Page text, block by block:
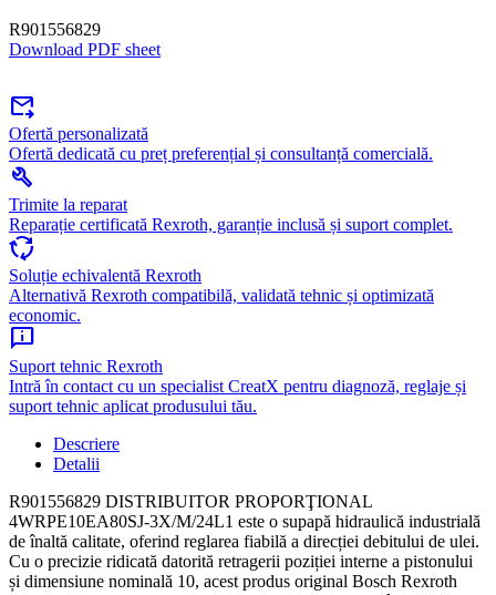
R901556829
Download PDF sheet
forward_to_inbox
Ofertă personalizată
Ofertă dedicată cu preț preferențial și consultanță comercială.
build
Trimite la reparat
Reparație certificată Rexroth, garanție inclusă și suport complet.
cycle
Soluție echivalentă Rexroth
Alternativă Rexroth compatibilă, validată tehnic și optimizată
economic.
chat_info
Suport tehnic Rexroth
Intră în contact cu un specialist CreatX pentru diagnoză, reglaje și
suport tehnic aplicat produsului tău.
Descriere
Detalii
R901556829 DISTRIBUITOR PROPORŢIONAL
4WRPE10EA80SJ-3X/M/24L1 este o supapă hidraulică industrială
de înaltă calitate, oferind reglarea fiabilă a direcției debitului de ulei.
Cu o precizie ridicată datorită retragerii poziției interne a pistonului
și dimensiune nominală 10, acest produs original Bosch Rexroth